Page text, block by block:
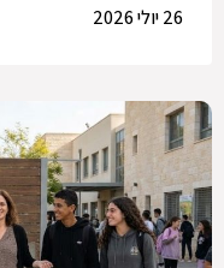
26 יולי 2026